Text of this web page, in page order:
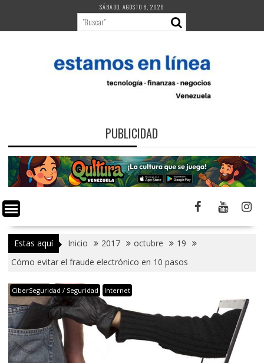
contenido
SÁBADO, AGOSTO 8, 2026
PUBLICIDAD
Estas aquí Inicio 2017 octubre
19
Cómo evitar el fraude electrónico en 10 pasos
CiberSeguridad / Seguridad Internet